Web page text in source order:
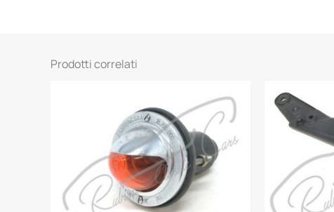
Prodotti correlati